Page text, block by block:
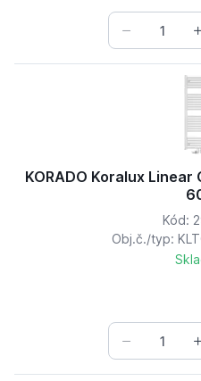
KORADO Koralux Linear
Kód:
Obj.č./typ: